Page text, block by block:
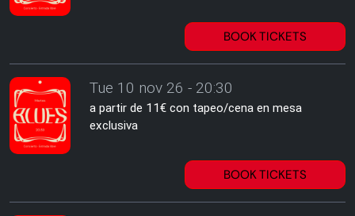
BOOK TICKETS
Tue 10 nov 26 - 20:30
a partir de 11€ con tapeo/cena en mesa
exclusiva
BOOK TICKETS